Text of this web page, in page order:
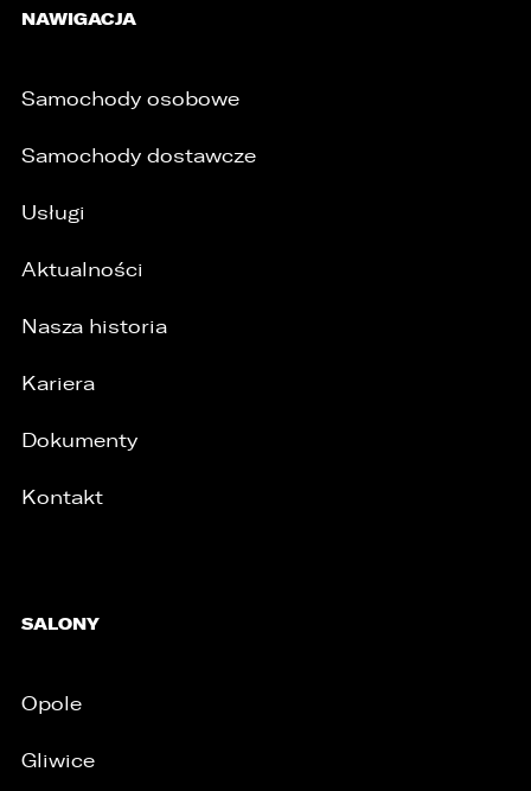
NAWIGACJA
Samochody osobowe
Samochody dostawcze
Usługi
Aktualności
Nasza historia
Kariera
Dokumenty
Kontakt
SALONY
Opole
Gliwice